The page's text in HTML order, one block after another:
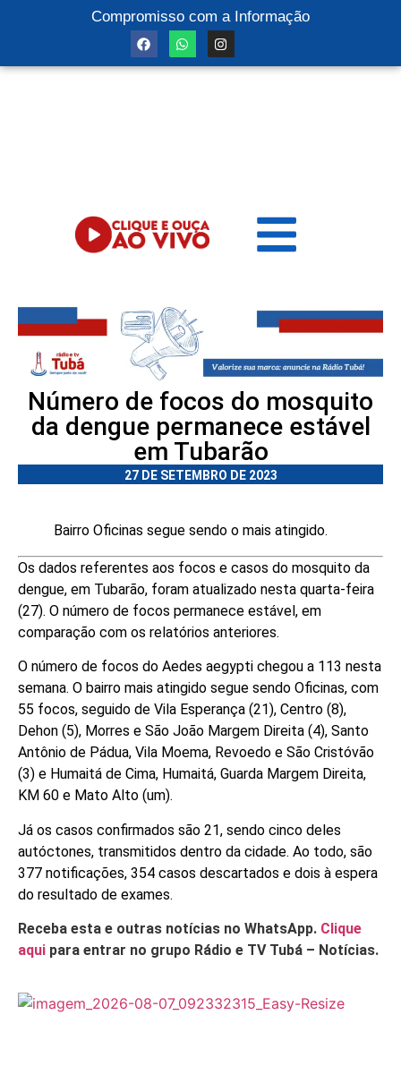
Compromisso com a Informação
Número de focos do mosquito
da dengue permanece estável
em Tubarão
27 DE SETEMBRO DE 2023
Bairro Oficinas segue sendo o mais atingido.
Os dados referentes aos focos e casos do mosquito da
dengue, em Tubarão, foram atualizado nesta quarta-feira
(27). O número de focos permanece estável, em
comparação com os relatórios anteriores.
O número de focos do Aedes aegypti chegou a 113 nesta
semana. O bairro mais atingido segue sendo Oficinas, com
55 focos, seguido de Vila Esperança (21), Centro (8),
Dehon (5), Morres e São João Margem Direita (4), Santo
Antônio de Pádua, Vila Moema, Revoedo e São Cristóvão
(3) e Humaitá de Cima, Humaitá, Guarda Margem Direita,
KM 60 e Mato Alto (um).
Já os casos confirmados são 21, sendo cinco deles
autóctones, transmitidos dentro da cidade. Ao todo, são
377 notificações, 354 casos descartados e dois à espera
do resultado de exames.
Receba esta e outras notícias no WhatsApp. Clique
aqui para entrar no grupo Rádio e TV Tubá – Notícias.